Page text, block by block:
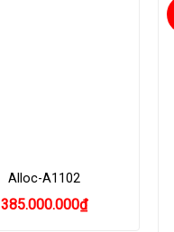
Alloc-A1102
385.000.000₫